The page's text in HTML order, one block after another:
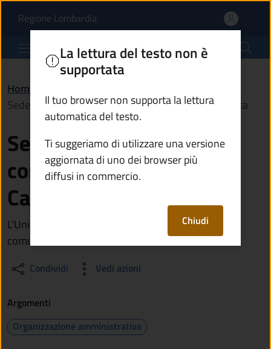
Sede dell'Unione dei
Regione Lombardia(apre in un'altra scheda).
Comune di Temù
Home
Sede dell'Unione dei comuni dell'alta Valle Camonica
Sede dell'Unione dei
comuni dell'alta Valle
Camonica
L'Unione gestisce in forma associata alcuni servizi
comunali
Condividi Vedi azioni
La lettura del testo non è
supportata
Il tuo browser non supporta la lettura
automatica del testo.
Ti suggeriamo di utilizzare una versione
aggiornata di uno dei browser più
diffusi in commercio.
Chiudi
Argomenti
Organizzazione amministrativa